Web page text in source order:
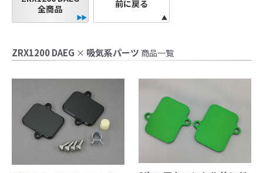
全商品
前に戻る
ZRX1200 DAEG × 吸気系パーツ 商品一覧
かりやすくするために一般車両に装着した写
真を使用しております。
●レーシングパーツはサーキットにおけるスポ
ーツ走行ならびにレース使用を目的としてお
り公道（※）での使用は出来ません。
●国内で開催される全ての競技に対応するわけ
ではございません。